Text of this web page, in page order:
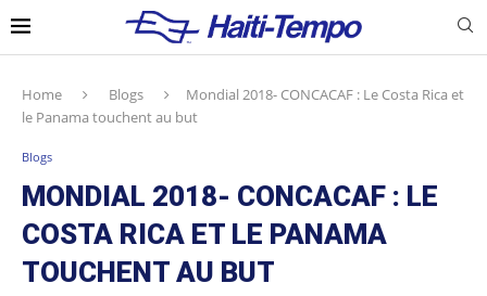
Home Blogs
Mondial 2018- CONCACAF : Le Costa Rica et
le Panama touchent au but
Blogs
MONDIAL 2018- CONCACAF : LE
COSTA RICA ET LE PANAMA
TOUCHENT AU BUT